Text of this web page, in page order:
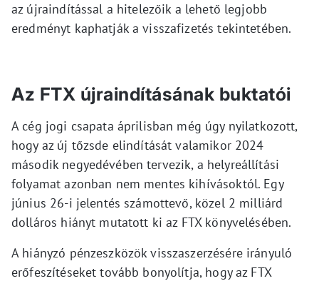
az újraindítással a hitelezőik a lehető legjobb
eredményt kaphatják a visszafizetés tekintetében.
Az FTX újraindításának buktatói
A cég jogi csapata áprilisban még úgy nyilatkozott,
hogy az új tőzsde elindítását valamikor 2024
második negyedévében tervezik, a helyreállítási
folyamat azonban nem mentes kihívásoktól. Egy
június 26-i jelentés számottevő, közel 2 milliárd
dolláros hiányt mutatott ki az FTX könyvelésében.
A hiányzó pénzeszközök visszaszerzésére irányuló
erőfeszítéseket tovább bonyolítja, hogy az FTX